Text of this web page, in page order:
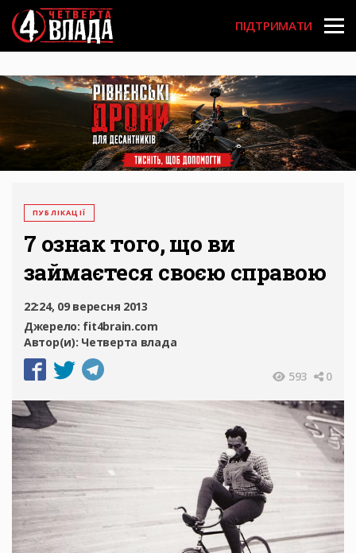
Перейти
до
основного
вмісту
User
account
menu
ПІДТРИМАТИ
ПУБЛІКАЦІЇ
7 ознак того, що ви
займаєтеся своєю справою
22:24, 09 вересня 2013
Джерело: fit4brain.com
Автор(и): Четверта влада
593 0